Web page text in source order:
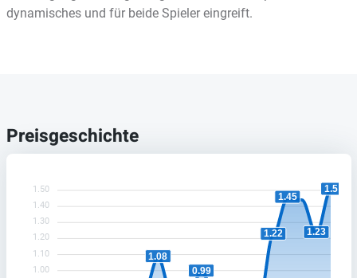
dynamisches und für beide Spieler eingreift.
Preisgeschichte
1.50
1.40
1.30
1.20
1.10
1.00
1.08
0.99
1.22
1.45
1.23
1.5